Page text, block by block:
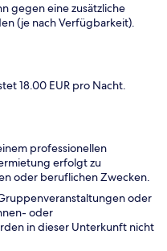
gegen eine zusätzliche
(je nach Verfügbarkeit).
18.00 EUR pro Nacht.
professionellen
erfolgt zu
oder beruflichen Zwecken.
oder
oder
in dieser Unterkunft nicht